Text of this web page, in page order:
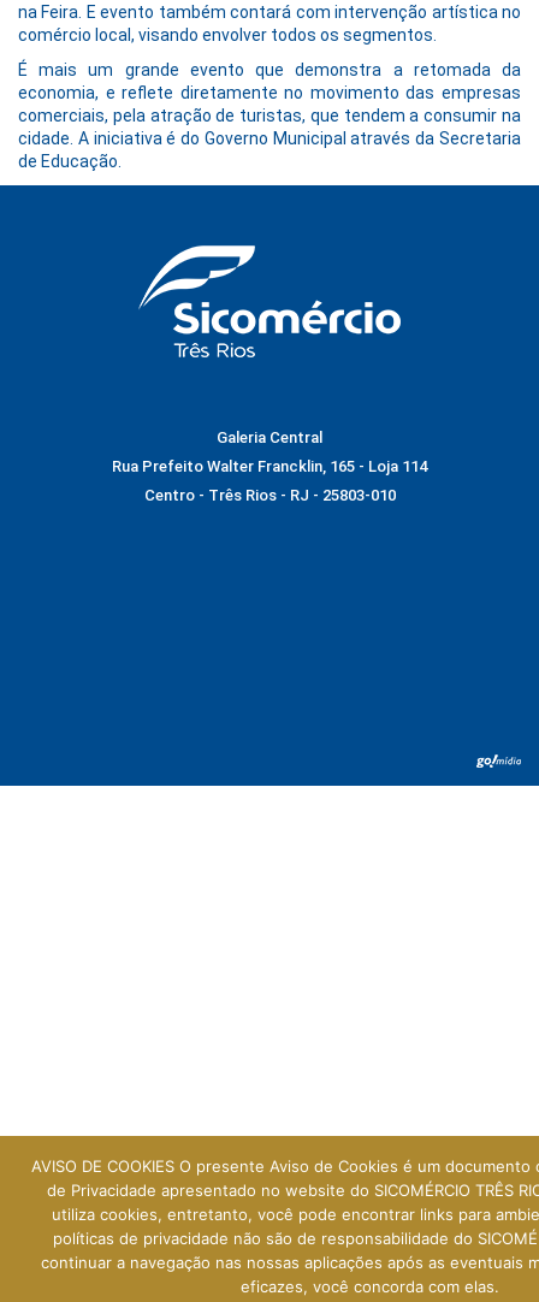
na Feira. E evento também contará com intervenção artística no
comércio local, visando envolver todos os segmentos.
É mais um grande evento que demonstra a retomada da
economia, e reflete diretamente no movimento das empresas
comerciais, pela atração de turistas, que tendem a consumir na
cidade. A iniciativa é do Governo Municipal através da Secretaria
de Educação.
Galeria Central
Rua Prefeito Walter Francklin, 165 - Loja 114
Centro - Três Rios - RJ - 25803-010
Como podemos lhe
AVISO DE COOKIES O presente Aviso de Cookies é um
de Privacidade apresentado no website do SICOMÉRCIO TRÊS
utiliza cookies, entretanto, você pode encontrar links para
políticas de privacidade não são de responsabilidade do
continuar a navegação nas nossas aplicações após as eventuais
eficazes, você concorda com elas.